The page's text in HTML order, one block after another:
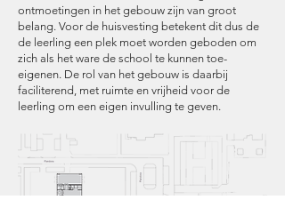
ontmoetingen in het gebouw zijn van groot
belang. Voor de huisvesting betekent dit dus de
de leerling een plek moet worden geboden om
zich als het ware de school te kunnen toe-
eigenen. De rol van het gebouw is daarbij
faciliterend, met ruimte en vrijheid voor de
leerling om een eigen invulling te geven.